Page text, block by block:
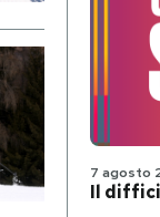
7 agosto
Il